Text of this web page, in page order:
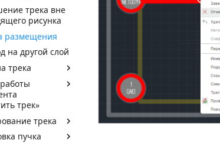
трека вне
рисунка
размещения
на другой слой
трека
трек»
трека
пучка